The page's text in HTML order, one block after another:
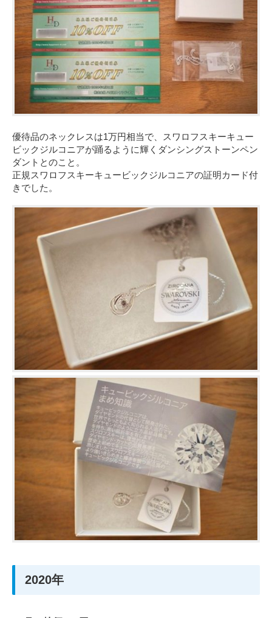
優待品のネックレスは1万円相当で、スワロフスキーキュー
ビックジルコニアが踊るように輝くダンシングストーンペン
ダントとのこと。
正規スワロフスキーキュービックジルコニアの証明カード付
きでした。
2020年